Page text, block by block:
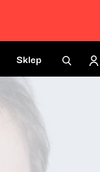
Sklep